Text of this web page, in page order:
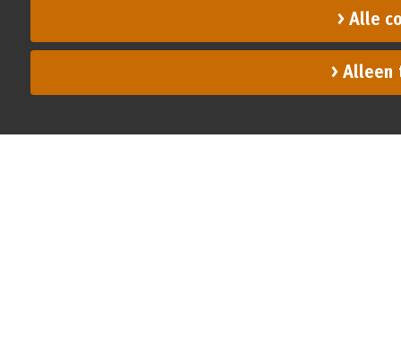
Alle
Alleen